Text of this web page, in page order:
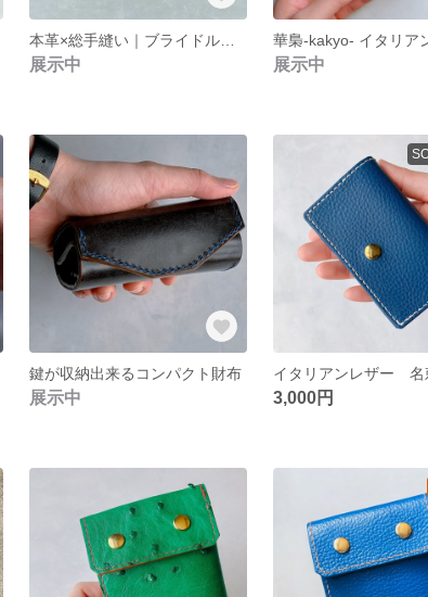
展示中 展示中
鍵が収納出来るコンパクト財布
展示中 3,000円